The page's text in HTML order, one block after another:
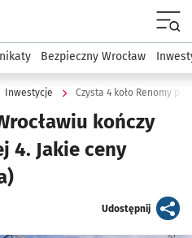
podserwis: Dla mieszkańca
Bezpieczny Wrocław
Inwestycje Czysta 4 koło Renomy
kończy
4. Jakie ceny
Udostępnijartykuł